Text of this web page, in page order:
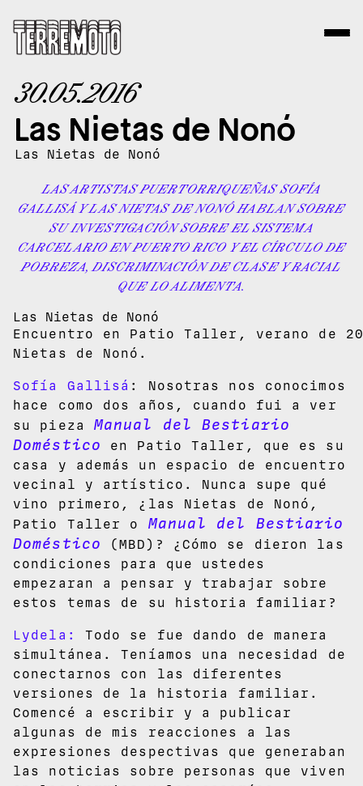
30.05.2016
Las Nietas de Nonó
Las Nietas de Nonó
LAS ARTISTAS PUERTORRIQUEÑAS SOFÍA
GALLISÁ Y LAS NIETAS DE NONÓ HABLAN SOBRE
SU INVESTIGACIÓN SOBRE EL SISTEMA
CARCELARIO EN PUERTO RICO Y EL CÍRCULO DE
POBREZA, DISCRIMINACIÓN DE CLASE Y RACIAL
QUE LO ALIMENTA.
Las Nietas de Nonó
Encuentro en Patio Taller, verano de
Nietas de Nonó.
Sofía Gallisá : Nosotras nos conocimos
hace como dos años, cuando fui a ver
su pieza Manual del Bestiario
Doméstico
en Patio Taller, que es su
casa y además un espacio de encuentro
vecinal y artístico. Nunca supe qué
vino primero, ¿las Nietas de Nonó,
Patio Taller o Manual del Bestiario
Doméstico
(MBD)? ¿Cómo se dieron las
condiciones para que ustedes
empezaran a pensar y trabajar sobre
estos temas de su historia familiar?
Lydela:
Todo se fue dando de manera
simultánea. Teníamos una necesidad de
conectarnos con las diferentes
versiones de la historia familiar.
Comencé a escribir y a publicar
algunas de mis reacciones a las
expresiones despectivas que generaban
las noticias sobre personas que viven